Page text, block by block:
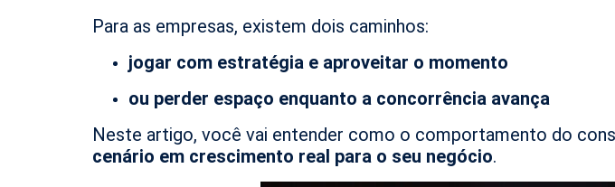
Para as empresas, existem dois caminhos:
jogar com estratégia e aproveitar o momento
ou perder espaço enquanto a concorrência avança
Neste artigo, você vai entender como o comportamento do
cenário em crescimento real para o seu negócio.